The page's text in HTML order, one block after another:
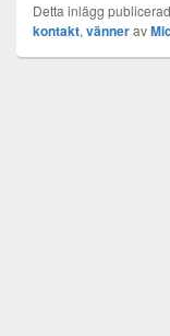
Detta inlägg
kontakt, vännerav